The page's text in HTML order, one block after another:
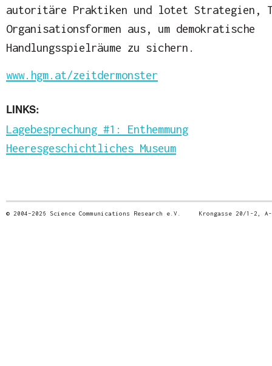
autoritäre Praktiken und lotet Strategien,
Organisationsformen aus, um demokratische
Handlungsspielräume zu sichern.
www.hgm.at/zeitdermonster
LINKS:
Lagebesprechung #1: Enthemmung
Heeresgeschichtliches Museum
© 2004–2026 Science Communications Research e.V. Krongasse 20/